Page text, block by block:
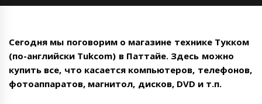
Сегодня мы поговорим о магазине технике Тукком
(по-английски Tukcom) в Паттайе. Здесь можно
купить все, что касается компьютеров, телефонов,
фотоаппаратов, магнитол, дисков, DVD и т.п.